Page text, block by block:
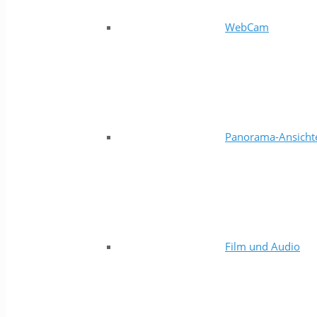
WebCam
Panorama-
Film und Audio